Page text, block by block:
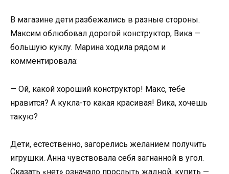
В магазине дети разбежались в разные стороны.
Максим облюбовал дорогой конструктор, Вика —
большую куклу. Марина ходила рядом и
комментировала:
— Ой, какой хороший конструктор! Макс, тебе
нравится? А кукла-то какая красивая! Вика, хочешь
такую?
Дети, естественно, загорелись желанием получить
игрушки. Анна чувствовала себя загнанной в угол.
Сказать «нет» означало прослыть жадной, купить —